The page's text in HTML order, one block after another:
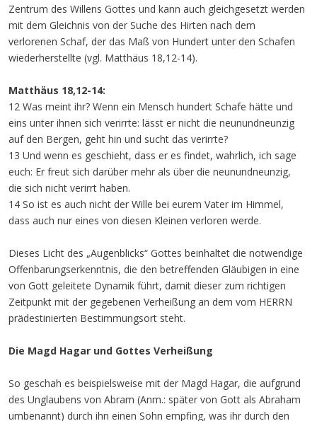
Zentrum des Willens Gottes und kann auch gleichgesetzt werden
mit dem Gleichnis von der Suche des Hirten nach dem
verlorenen Schaf, der das Maß von Hundert unter den Schafen
wiederherstellte (vgl. Matthäus 18,12-14).
Matthäus 18,12-14:
12 Was meint ihr? Wenn ein Mensch hundert Schafe hätte und
eins unter ihnen sich verirrte: lässt er nicht die neunundneunzig
auf den Bergen, geht hin und sucht das verirrte?
13 Und wenn es geschieht, dass er es findet, wahrlich, ich sage
euch: Er freut sich darüber mehr als über die neunundneunzig,
die sich nicht verirrt haben.
14 So ist es auch nicht der Wille bei eurem Vater im Himmel,
dass auch nur eines von diesen Kleinen verloren werde.
Dieses Licht des „Augenblicks“ Gottes beinhaltet die notwendige
Offenbarungserkenntnis, die den betreffenden Gläubigen in eine
von Gott geleitete Dynamik führt, damit dieser zum richtigen
Zeitpunkt mit der gegebenen Verheißung an dem vom HERRN
prädestinierten Bestimmungsort steht.
Die Magd Hagar und Gottes Verheißung
So geschah es beispielsweise mit der Magd Hagar, die aufgrund
des Unglaubens von Abram (Anm.: später von Gott als Abraham
umbenannt) durch ihn einen Sohn empfing, was ihr durch den